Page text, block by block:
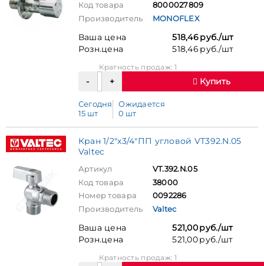
Код товара
8000027809
Производитель
MONOFLEX
Ваша цена
518,46 руб./шт
Розн.цена
518,46 руб./шт
Кратность продаж: 1
Купить
Сегодня
15 шт
Ожидается
0 шт
Кран 1/2"х3/4"ПП угловой VT392.N.05
Valtec
Артикул
VT.392.N.05
Код товара
38000
Номер товара
0092286
Производитель
Valtec
Ваша цена
521,00 руб./шт
Розн.цена
521,00 руб./шт
Кратность продаж: 1